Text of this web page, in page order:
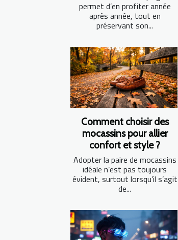
permet d’en profiter année
après année, tout en
préservant son...
Comment choisir des
mocassins pour allier
confort et style ?
Adopter la paire de mocassins
idéale n’est pas toujours
évident, surtout lorsqu’il s’agit
de...